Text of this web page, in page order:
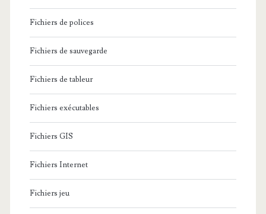
Fichiers de polices
Fichiers de sauvegarde
Fichiers de tableur
Fichiers exécutables
Fichiers GIS
Fichiers Internet
Fichiers jeu